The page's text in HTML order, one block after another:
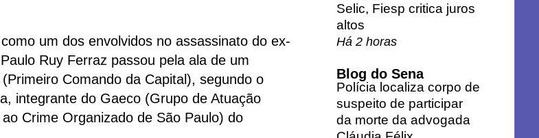
um dos envolvidos no assassinato do ex-
Ruy Ferraz passou pela ala de um
Comando da Capital), segundo o
integrante do Gaeco (Grupo de Atuação
Crime Organizado de São Paulo) do
Selic, Fiesp critica juros
altos
Há 2 horas
Blog do Sena
Polícia localiza corpo de
suspeito de participar
da morte da advogada